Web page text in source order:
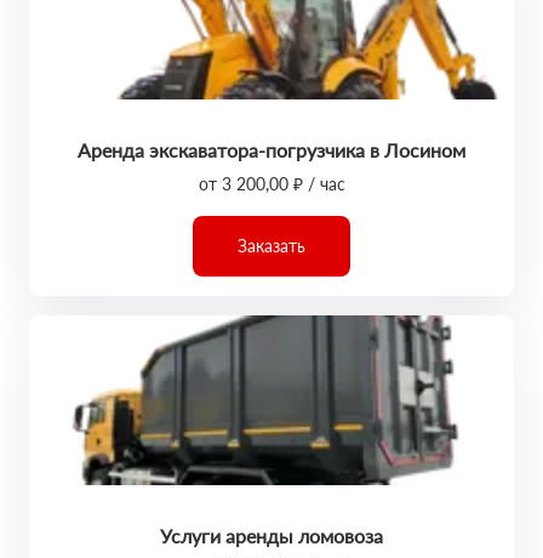
Аренда экскаватора-погрузчика в Лосином
от 3 200,00 ₽ / час
Заказать
Услуги аренды ломовоза